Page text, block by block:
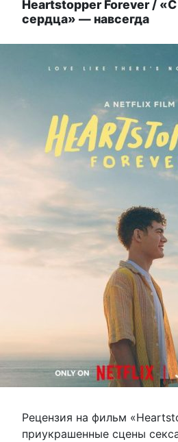
Heartstopper Forever /
сердца» — навсегда
Рецензия на фильм
приукрашенные сцены